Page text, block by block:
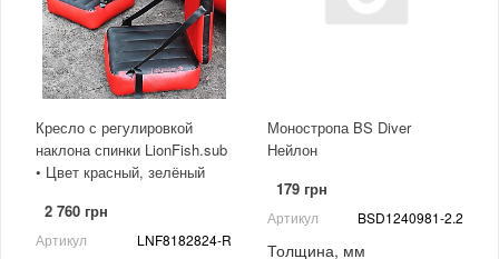
Кресло с регулировкой
наклона спинки LionFish.sub
• Цвет красный, зелёный
2 760 грн
Артикул LNF8182824-R
Моностропа BS Diver
Нейлон
179 грн
Артикул BSD1240981-2.2
Толщина, мм